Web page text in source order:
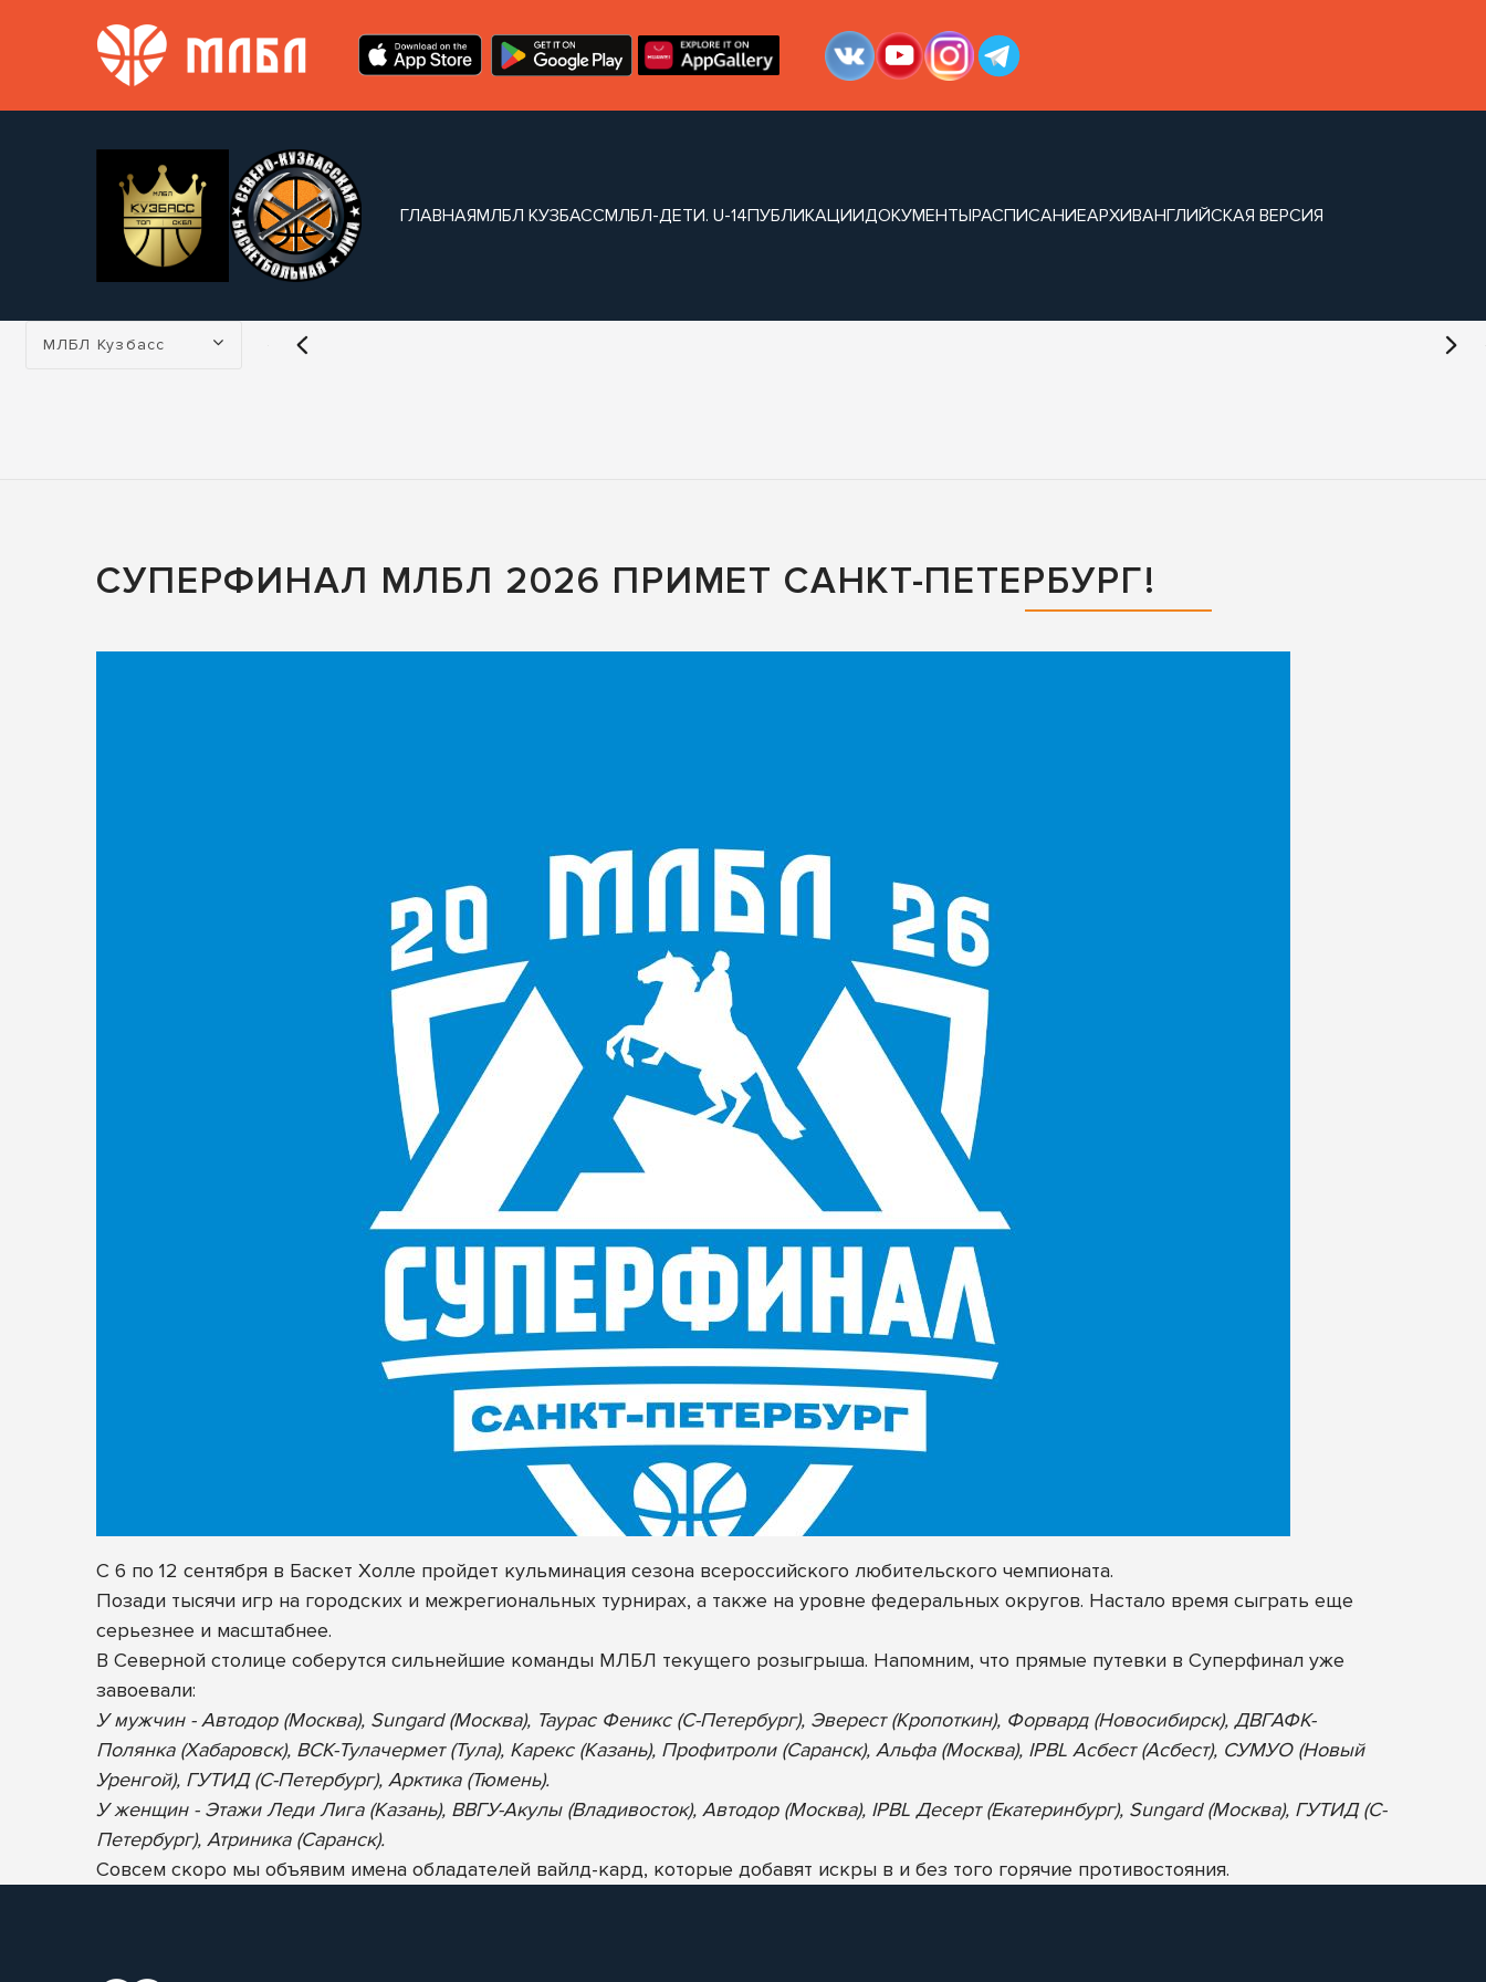
ГЛАВНАЯМЛБЛ КУЗБАССМЛБЛ-ДЕТИ. U-14ПУБЛИКАЦИИДОКУМЕНТЫРАСПИСАНИЕАРХИВАНГЛИЙСКАЯ ВЕРСИЯ
Турнир:
МЛБЛ Кузбасс
СУПЕРФИНАЛ МЛБЛ 2026 ПРИМЕТ САНКТ-ПЕТЕРБУРГ!
С 6 по 12 сентября в Баскет Холле пройдет кульминация сезона всероссийского любительского чемпионата.
Позади тысячи игр на городских и межрегиональных турнирах, а также на уровне федеральных округов. Настало время сыграть еще
серьезнее и масштабнее.
В Северной столице соберутся сильнейшие команды МЛБЛ текущего розыгрыша. Напомним, что прямые путевки в Суперфинал уже
завоевали:
У мужчин - Автодор (Москва), Sungard (Москва), Таурас Феникс (С-Петербург), Эверест (Кропоткин), Форвард (Новосибирск), ДВГАФК-
Полянка (Хабаровск), ВСК-Тулачермет (Тула), Карекс (Казань), Профитроли (Саранск), Альфа (Москва), IPBL Асбест (Асбест), СУМУО (Новый
Уренгой), ГУТИД (С-Петербург), Арктика (Тюмень).
У женщин - Этажи Леди Лига (Казань), ВВГУ-Акулы (Владивосток), Автодор (Москва), IPBL Десерт (Екатеринбург), Sungard (Москва), ГУТИД (С-
Петербург), Атриника (Саранск).
Совсем скоро мы объявим имена обладателей вайлд-кард, которые добавят искры в и без того горячие противостояния.